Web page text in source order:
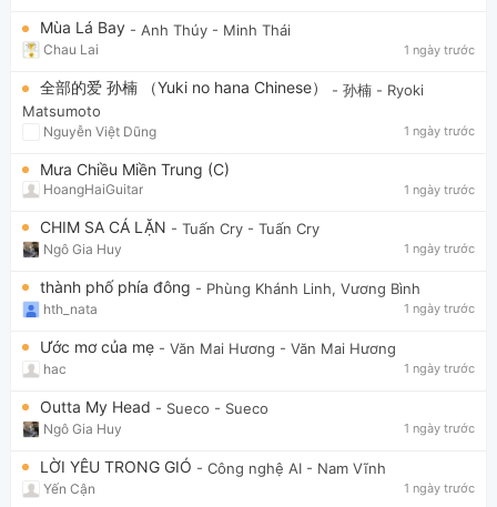
Mùa Lá Bay - Anh Thúy - Minh Thái
Chau Lai 1 ngày trước
全部的爱 孙楠 （Yuki no hana Chinese） - 孙楠 - Ryoki
Matsumoto
Nguyễn Việt Dũng 1 ngày trước
Mưa Chiều Miền Trung (C)
HoangHaiGuitar 1 ngày trước
CHIM SA CÁ LẶN - Tuấn Cry - Tuấn Cry
Ngô Gia Huy 1 ngày trước
thành phố phía đông - Phùng Khánh Linh, Vương Bình
hth_nata 1 ngày trước
Ước mơ của mẹ - Văn Mai Hương - Văn Mai Hương
hac 1 ngày trước
Outta My Head - Sueco - Sueco
Ngô Gia Huy 1 ngày trước
LỜI YÊU TRONG GIÓ - Công nghệ AI - Nam Vĩnh
Yến Cận 1 ngày trước